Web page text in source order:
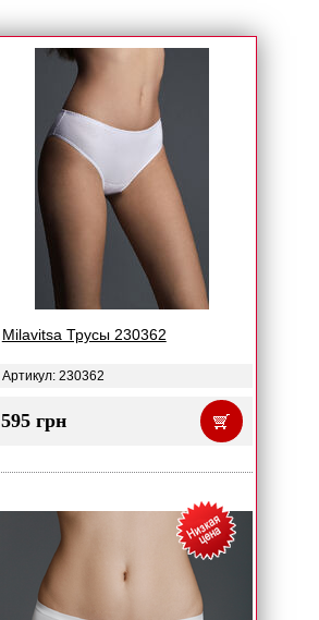
Milavitsa Трусы 230362
Артикул: 230362
595 грн